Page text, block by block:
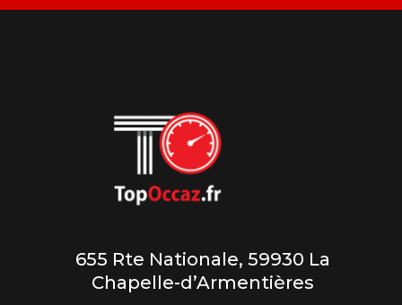
655 Rte Nationale, 59930 La
Chapelle-d’Armentières